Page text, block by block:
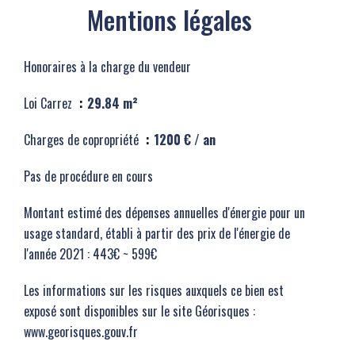
Mentions légales
Honoraires à la charge du vendeur
Loi Carrez
29.84 m²
Charges de copropriété
1200 € / an
Pas de procédure en cours
Montant estimé des dépenses annuelles d'énergie pour un
usage standard, établi à partir des prix de l'énergie de
l'année 2021 : 443€ ~ 599€
Les informations sur les risques auxquels ce bien est
exposé sont disponibles sur le site Géorisques :
www.georisques.gouv.fr